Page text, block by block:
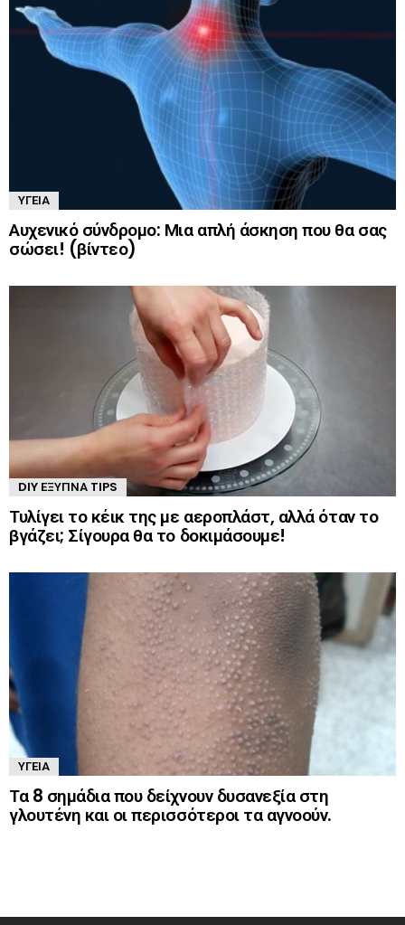
ΥΓΕΊΑ
Αυχενικό σύνδρομο: Μια απλή άσκηση που θα σας
σώσει! (βίντεο)
DIY ΈΞΥΠΝΑ TIPS
Τυλίγει το κέικ της με αεροπλάστ, αλλά όταν το
βγάζει; Σίγουρα θα το δοκιμάσουμε!
ΥΓΕΊΑ
Τα 8 σημάδια που δείχνουν δυσανεξία στη
γλουτένη και οι περισσότεροι τα αγνοούν.